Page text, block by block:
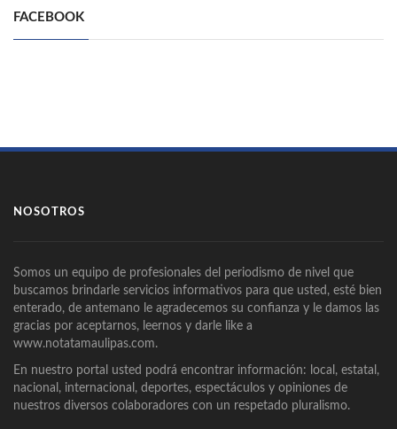
FACEBOOK
NOSOTROS
Somos un equipo de profesionales del periodismo de nivel que
buscamos brindarle servicios informativos para que usted, esté bien
enterado, de antemano le agradecemos su confianza y le damos las
gracias por aceptarnos, leernos y darle like a
www.notatamaulipas.com.
En nuestro portal usted podrá encontrar información: local, estatal,
nacional, internacional, deportes, espectáculos y opiniones de
nuestros diversos colaboradores con un respetado pluralismo.